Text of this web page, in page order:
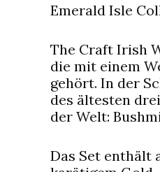
Emerald Isle
The Craft Irish
die mit einem
gehört. In der
des ältesten
der Welt:
Das Set enthält